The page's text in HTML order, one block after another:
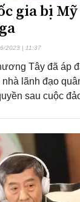
gia bị
2023 | 11:37
Tây đã áp
lãnh đạo
sau cuộc